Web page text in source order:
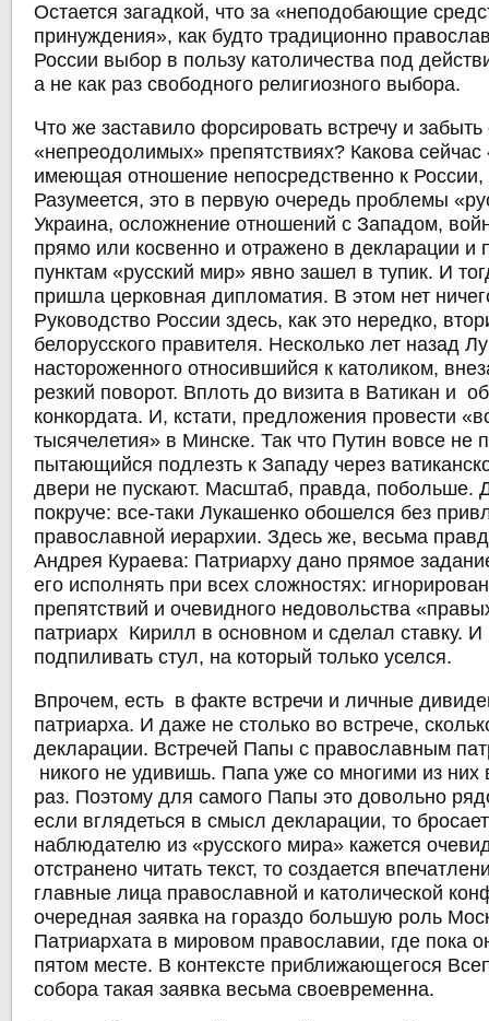
Остается загадкой, что за «неподобающие
принуждения», как будто традиционно
России выбор в пользу католичества под
а не как раз свободного религиозного выбора.
Что же заставило форсировать встречу и забыть
«непреодолимых» препятствиях? Какова
имеющая отношение непосредственно к
Разумеется, это в первую очередь проблемы
Украина, осложнение отношений с Западом,
прямо или косвенно и отражено в декларации и
пунктам «русский мир» явно зашел в тупик. И
пришла церковная дипломатия. В этом нет
Руководство России здесь, как это нередко,
белорусского правителя. Несколько лет назад
настороженного относившийся к католиком,
резкий поворот. Вплоть до визита в Ватикан и
конкордата. И, кстати, предложения провести
тысячелетия» в Минске. Так что Путин вовсе не
пытающийся подлезть к Западу через
двери не пускают. Масштаб, правда, побольше.
покруче: все-таки Лукашенко обошелся без
православной иерархии. Здесь же, весьма
Андрея Кураева: Патриарху дано прямое
его исполнять при всех сложностях:
препятствий и очевидного недовольства
патриарх Кирилл в основном и сделал ставку. И
подпиливать стул, на который только уселся.
Впрочем, есть в факте встречи и личные
патриарха. И даже не столько во встрече,
декларации. Встречей Папы с православным
никого не удивишь. Папа уже со многими из них
раз. Поэтому для самого Папы это довольно
если вглядеться в смысл декларации, то
наблюдателю из «русского мира» кажется
отстранено читать текст, то создается
главные лица православной и католической
очередная заявка на гораздо большую роль
Патриархата в мировом православии, где пока
пятом месте. В контексте приближающегося
собора такая заявка весьма своевременна.